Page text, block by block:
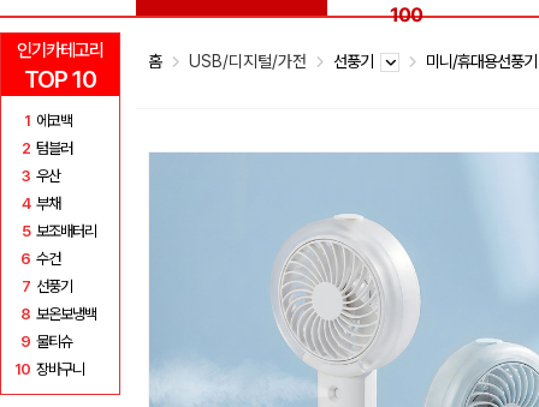
인기카테고리
TOP 10
1 에코백
2 텀블러
3 우산
4 부채
5 보조배터리
6 수건
7 선풍기
8 보온보냉백
9 물티슈
10 장바구니
100
홈 USB/디지털/가전 선풍기 미니/휴대용선풍